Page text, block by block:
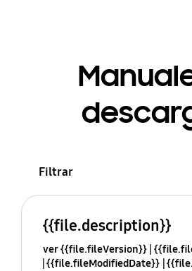
Filtrar
{{file.description}}
ver {{file.fileVersion}}
{{file.fileModifiedDate}}